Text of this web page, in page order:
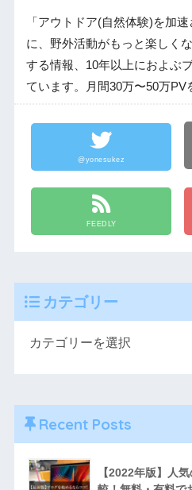
「アウトドア(自然体験)を加
に、野外活動がもっと楽しく
する情報、10年以上におよぶ
ています。月間30万〜50万PV
@yonesukez
FEEDLY
カテゴリー
Recent Posts
【2022年版】人